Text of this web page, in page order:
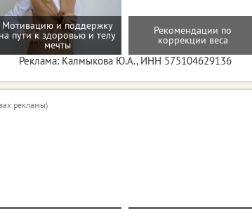
Мотивацию и поддержку
на пути к здоровью и телу
мечты
Рекомендации по
коррекции веса
Реклама: Калмыкова Ю.А., ИНН 575104629136
рекламы)